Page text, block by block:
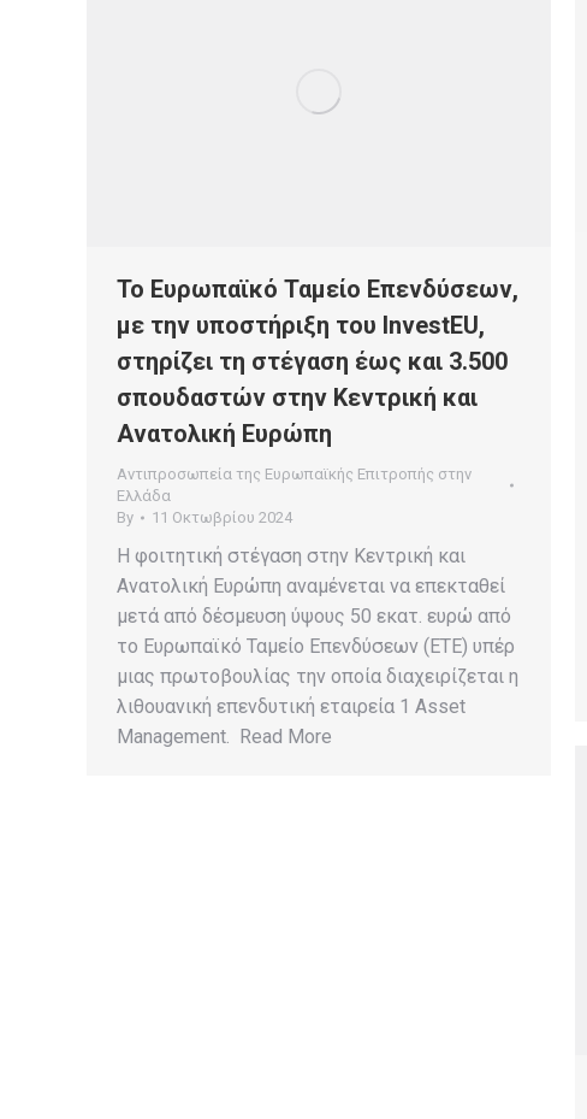
Το Ευρωπαϊκό Ταμείο Επενδύσεων,
με την υποστήριξη του InvestEU,
στηρίζει τη στέγαση έως και 3.500
σπουδαστών στην Κεντρική και
Ανατολική Ευρώπη
Αντιπροσωπεία της Ευρωπαϊκής Επιτροπής στην
Ελλάδα
By
11 Οκτωβρίου 2024
Η φοιτητική στέγαση στην Κεντρική και
Ανατολική Ευρώπη αναμένεται να επεκταθεί
μετά από δέσμευση ύψους 50 εκατ. ευρώ από
το Ευρωπαϊκό Ταμείο Επενδύσεων (ΕΤΕ) υπέρ
μιας πρωτοβουλίας την οποία διαχειρίζεται η
λιθουανική επενδυτική εταιρεία 1 Asset
Management. Read More